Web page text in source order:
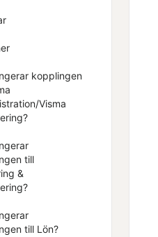
kopplingen
Visma
till
&
till Lön?